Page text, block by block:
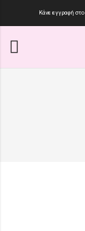
Κάνε εγγραφή στο